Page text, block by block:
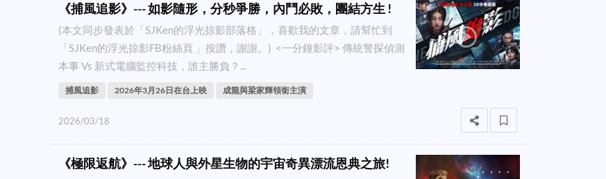
《捕風追影》--- 如影隨形，分秒爭勝，內鬥必敗，團結方生 !
(本文同步發表於「SJKen的浮光掠影部落格」，喜歡我的文章，請幫忙到
「SJKen的浮光掠影FB粉絲頁 」按讚，謝謝。) <一分鐘影評> 傳統警探偵測
本事 Vs 新式電腦監控科技，誰主勝負？...
捕風追影 2026年3月26日在台上映 成龍與梁家輝領銜主演
2026/03/18
《極限返航》--- 地球人與外星生物的宇宙奇異漂流恩典之旅!